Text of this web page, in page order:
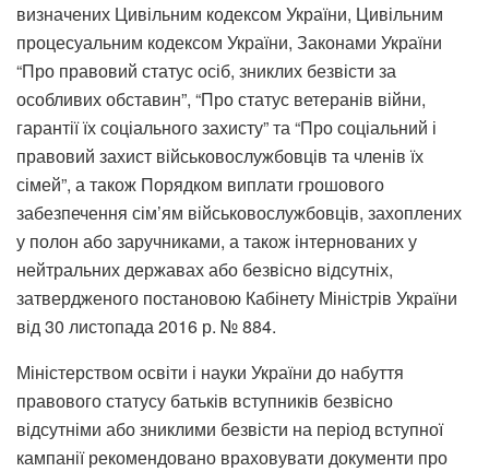
визначених Цивільним кодексом України, Цивільним
процесуальним кодексом України, Законами України
“Про правовий статус осіб, зниклих безвісти за
особливих обставин”, “Про статус ветеранів війни,
гарантії їх соціального захисту” та “Про соціальний і
правовий захист військовослужбовців та членів їх
сімей”, а також Порядком виплати грошового
забезпечення сім’ям військовослужбовців, захоплених
у полон або заручниками, а також інтернованих у
нейтральних державах або безвісно відсутніх,
затвердженого постановою Кабінету Міністрів України
від 30 листопада 2016 р. № 884.
Міністерством освіти і науки України до набуття
правового статусу батьків вступників безвісно
відсутніми або зниклими безвісти на період вступної
кампанії рекомендовано враховувати документи про